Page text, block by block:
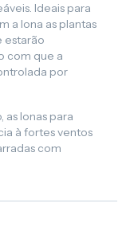
Ideais para
a lona as plantas
estarão
com que a
por
lonas para
à fortes ventos
com